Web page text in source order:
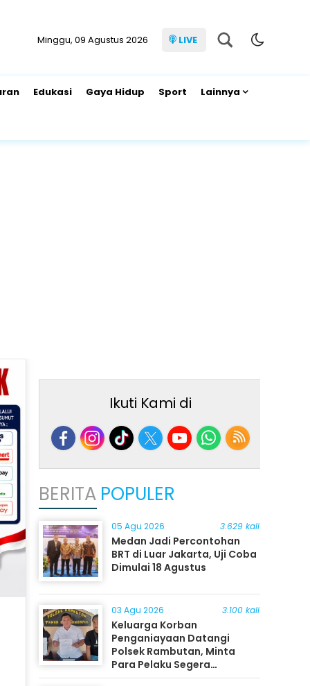
Minggu, 09 Agustus 2026 LIVE
Edukasi Gaya Hidup Sport Lainnya
Ikuti Kami di
BERITA POPULER
05 Agu 2026 3.629 kali
Medan Jadi Percontohan
BRT di Luar Jakarta, Uji Coba
Dimulai 18 Agustus
03 Agu 2026 3.100 kali
Keluarga Korban
Penganiayaan Datangi
Polsek Rambutan, Minta
Para Pelaku Segera
Ditangkap